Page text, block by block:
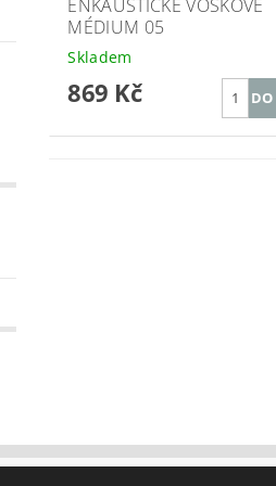
ENKAUSTICKÉ VOSKOVÉ
MÉDIUM 05
Skladem
869 Kč